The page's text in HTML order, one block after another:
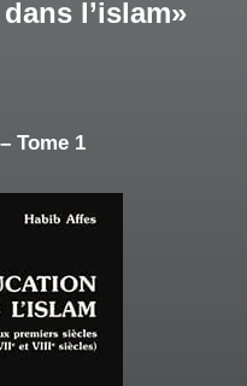
l’islam»
Tome 1